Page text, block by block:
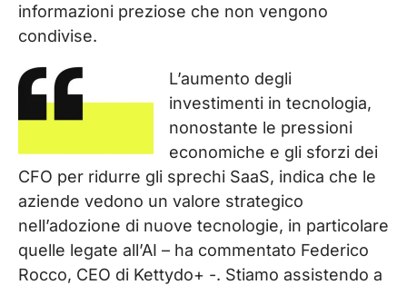
informazioni preziose che non vengono
condivise.
L’aumento degli
investimenti in tecnologia,
nonostante le pressioni
economiche e gli sforzi dei
CFO per ridurre gli sprechi SaaS, indica che le
aziende vedono un valore strategico
nell’adozione di nuove tecnologie, in particolare
quelle legate all’AI – ha commentato Federico
Rocco, CEO di Kettydo+ -. Stiamo assistendo a